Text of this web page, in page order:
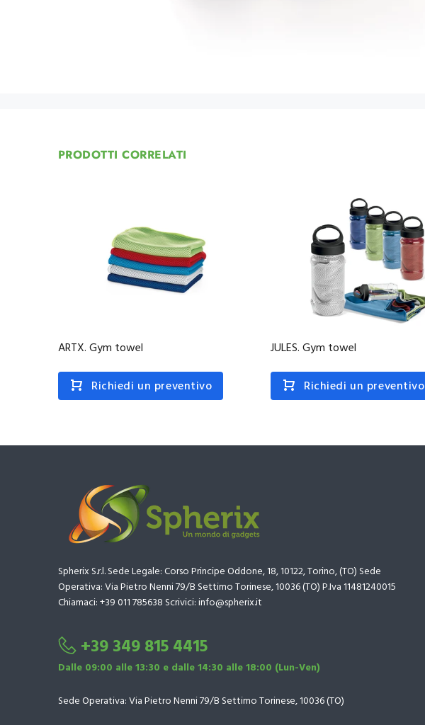
PRODOTTI CORRELATI
ARTX. Gym towel
Richiedi un preventivo
JULES. Gym towel
Richiedi un preventivo
Spherix S.r.l. Sede Legale: Corso Principe Oddone, 18, 10122, Torino, (TO) Sede
Operativa: Via Pietro Nenni 79/B Settimo Torinese, 10036 (TO) P.Iva 11481240015
Chiamaci: +39 011 785638 Scrivici: info@spherix.it
+39 349 815 4415
Dalle 09:00 alle 13:30 e dalle 14:30 alle 18:00 (Lun-Ven)
Sede Operativa: Via Pietro Nenni 79/B Settimo Torinese, 10036 (TO)